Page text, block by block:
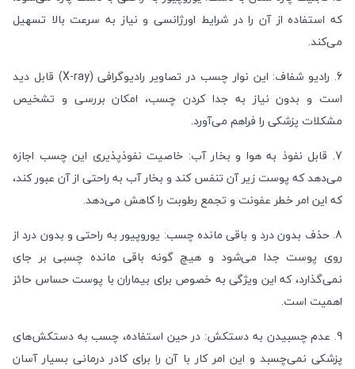
که استفاده از آن را در شرایط اورژانسی و نیاز به سرعت بالا تسهیل
می‌کند.
6. رادیو شفاف: این نوار چسب در تصاویر رادیوگرافی(X-ray)
قابل دید
است و بدون نیاز به جدا کردن چسب، امکان بررسی و تشخیص
مشکلات پزشکی را فراهم می‌آورد.
7. قابل نفوذ به هوا و بخار آب: خاصیت نفوذپذیری این چسب اجازه
می‌دهد که پوست زیر آن تنفس کند و بخار آب به راحتی از آن عبور کند،
که این امر خطر عفونت و تجمع رطوبت را کاهش می‌دهد.
8. حذف بدون درد و باقی مانده چسب: یوروپیور به راحتی و بدون درد از
روی پوست جدا می‌شود و هیچ گونه باقی مانده چسبی بر جای
نمی‌گذارد، که این ویژگی به خصوص برای بیماران با پوست حساس حائز
اهمیت است.
9. عدم چسبیدن به دستکش: در حین استفاده، چسب به دستکش‌های
پزشکی نمی‌چسبد و این امر کار با آن را برای کادر درمانی بسیار آسان